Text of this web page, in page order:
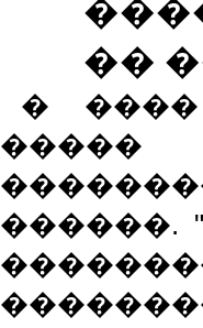
��
�
������.